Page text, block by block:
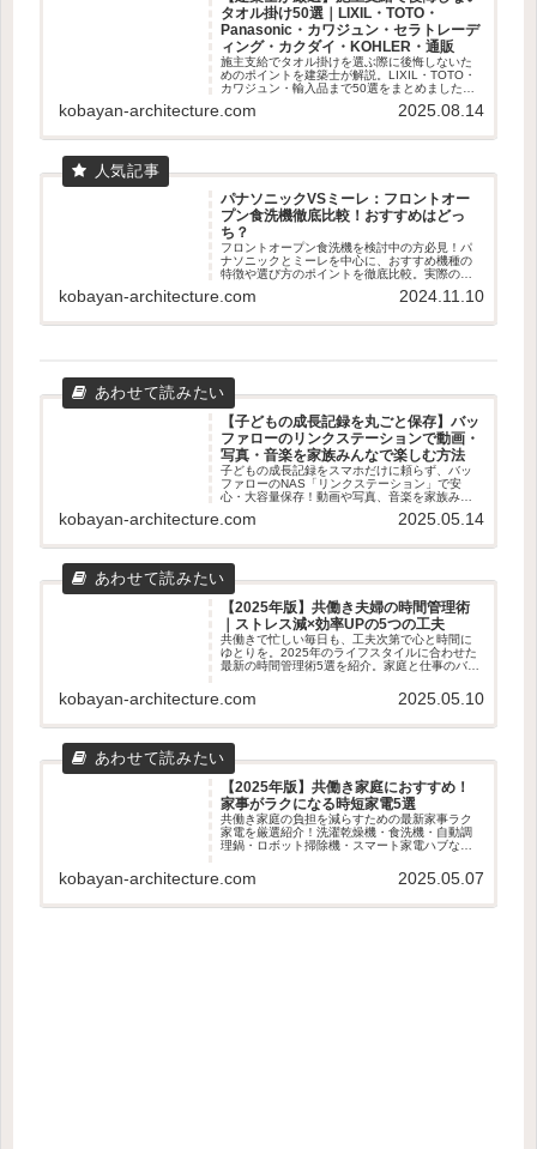
タオル掛け50選｜LIXIL・TOTO・
Panasonic・カワジュン・セラトレーデ
ィング・カクダイ・KOHLER・通販
施主支給でタオル掛けを選ぶ際に後悔しないた
めのポイントを建築士が解説。LIXIL・TOTO・
カワジュン・輸入品まで50選をまとめました。
kobayan-architecture.com 2025.08.14
パナソニックVSミーレ：フロントオー
プン食洗機徹底比較！おすすめはどっ
ち？
フロントオープン食洗機を検討中の方必見！パ
ナソニックとミーレを中心に、おすすめ機種の
特徴や選び方のポイントを徹底比較。実際のユ
びをサポートします。容量、乾燥機能、使いや
kobayan-architecture.com 2024.11.10
【子どもの成長記録を丸ごと保存】バッ
ファローのリンクステーションで動画・
写真・音楽を家族みんなで楽しむ方法
子どもの成長記録をスマホだけに頼らず、バッ
ファローのNAS「リンクステーション」で安
心・大容量保存！動画や写真、音楽を家族みん
トをわかりやすく解説します。
kobayan-architecture.com 2025.05.14
【2025年版】共働き夫婦の時間管理術
｜ストレス減×効率UPの5つの工夫
共働きで忙しい毎日も、工夫次第で心と時間に
ゆとりを。2025年のライフスタイルに合わせた
最新の時間管理術5選を紹介。家庭と仕事のバラ
kobayan-architecture.com 2025.05.10
【2025年版】共働き家庭におすすめ！
家事がラクになる時短家電5選
共働き家庭の負担を減らすための最新家事ラク
家電を厳選紹介！洗濯乾燥機・食洗機・自動調
理鍋・ロボット掃除機・スマート家電ハブな
kobayan-architecture.com 2025.05.07